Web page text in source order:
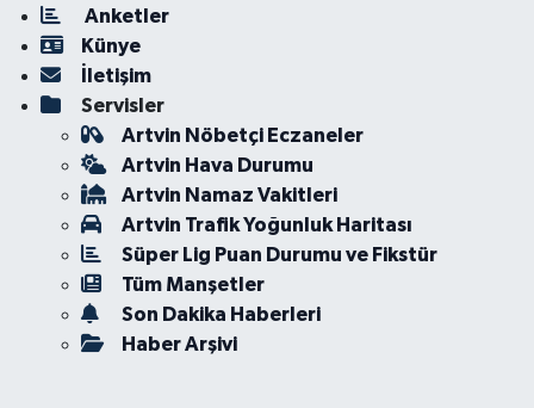
Anketler
Künye
İletişim
Servisler
Artvin Nöbetçi Eczaneler
Artvin Hava Durumu
Artvin Namaz Vakitleri
Artvin Trafik Yoğunluk Haritası
Süper Lig Puan Durumu ve Fikstür
Tüm Manşetler
Son Dakika Haberleri
Haber Arşivi